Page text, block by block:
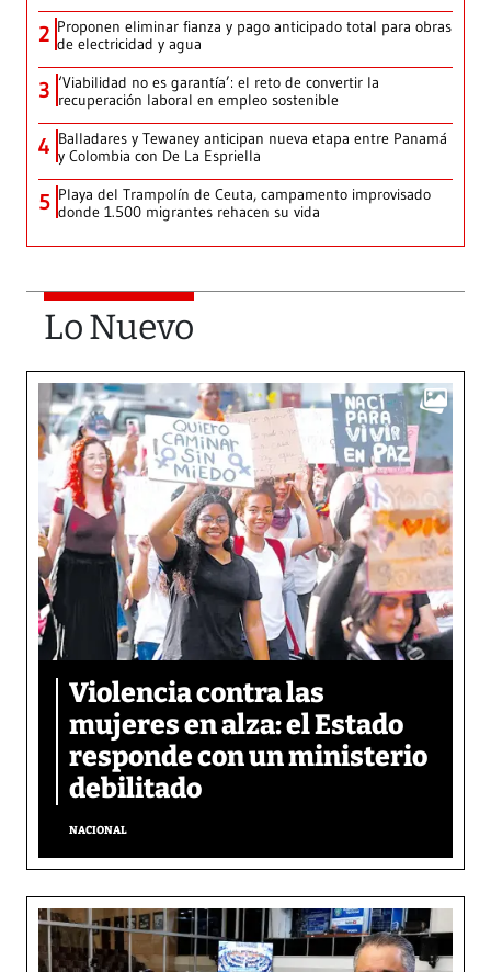
2 Proponen eliminar fianza y pago anticipado total para obras
de electricidad y agua
3 ‘Viabilidad no es garantía’: el reto de convertir la
recuperación laboral en empleo sostenible
4 Balladares y Tewaney anticipan nueva etapa entre Panamá
y Colombia con De La Espriella
5 Playa del Trampolín de Ceuta, campamento improvisado
donde 1.500 migrantes rehacen su vida
Lo Nuevo
Violencia contra las
mujeres en alza: el Estado
responde con un ministerio
debilitado
NACIONAL